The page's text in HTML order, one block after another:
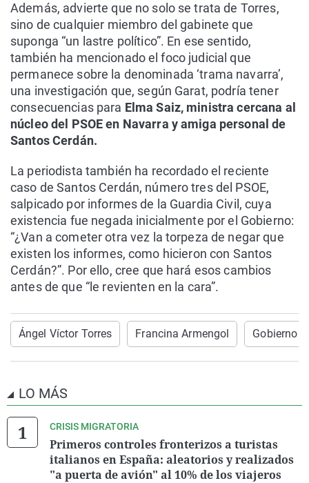
Además, advierte que no solo se trata de Torres,
sino de cualquier miembro del gabinete que
suponga “un lastre político”. En ese sentido,
también ha mencionado el foco judicial que
permanece sobre la denominada ‘trama navarra’,
una investigación que, según Garat, podría tener
consecuencias para Elma Saiz, ministra cercana al
núcleo del PSOE en Navarra y amiga personal de
Santos Cerdán.
La periodista también ha recordado el reciente
caso de Santos Cerdán, número tres del PSOE,
salpicado por informes de la Guardia Civil, cuya
existencia fue negada inicialmente por el Gobierno:
“¿Van a cometer otra vez la torpeza de negar que
existen los informes, como hicieron con Santos
Cerdán?”. Por ello, cree que hará esos cambios
antes de que “le revienten en la cara”.
Ángel Víctor Torres Francina Armengol Gobierno
LO MÁS
CRISIS MIGRATORIA
Primeros controles fronterizos a turistas
italianos en España: aleatorios y realizados
"a puerta de avión" al 10% de los viajeros